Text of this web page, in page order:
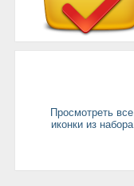
Просмотреть все
иконки из набора